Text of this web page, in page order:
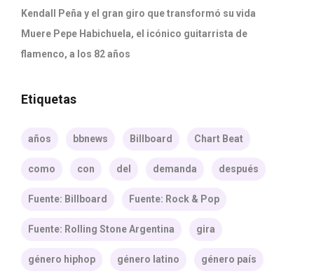
Kendall Peña y el gran giro que transformó su vida
Muere Pepe Habichuela, el icónico guitarrista de
flamenco, a los 82 años
Etiquetas
años bbnews Billboard Chart Beat
como con del demanda después
Fuente: Billboard Fuente: Rock & Pop
Fuente: Rolling Stone Argentina gira
género hiphop género latino género país